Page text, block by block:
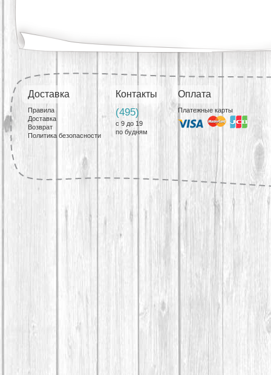
Доставка
Правила
Доставка
Возврат
Политика безопасности
Контакты
(495)
с 9 до 19
по будням
Оплата
Платежные карты